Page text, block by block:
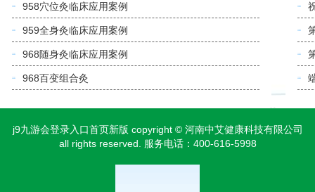
958穴位灸临床应用案例
959全身灸临床应用案例
968随身灸临床应用案例
968百变组合灸
j9九游会登录入口首页新版 copyright © 河南中艾健康科技有限公司
all rights reserved. 服务电话：400-616-5998